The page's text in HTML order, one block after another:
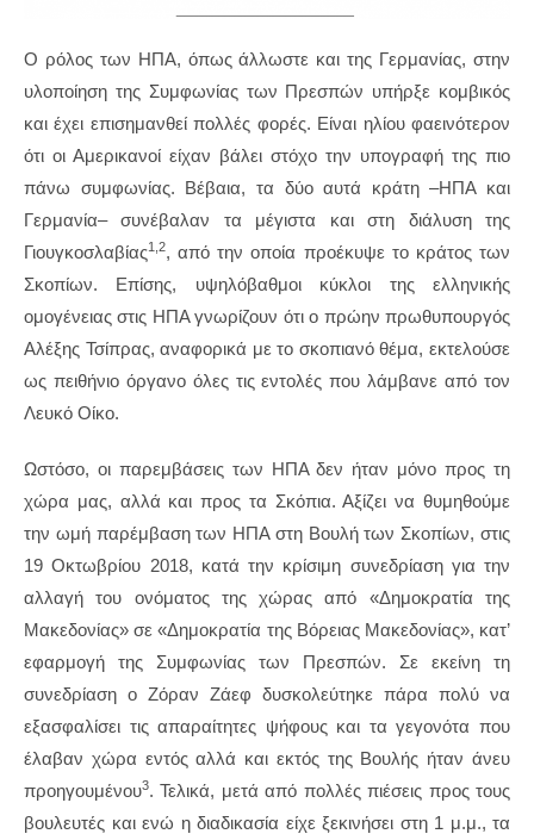
Ο ρόλος των ΗΠΑ, όπως άλλωστε και της Γερμανίας, στην
υλοποίηση της Συμφωνίας των Πρεσπών υπήρξε κομβικός
και έχει επισημανθεί πολλές φορές. Είναι ηλίου φαεινότερον
ότι οι Αμερικανοί είχαν βάλει στόχο την υπογραφή της πιο
πάνω συμφωνίας. Βέβαια, τα δύο αυτά κράτη –ΗΠΑ και
Γερμανία– συνέβαλαν τα μέγιστα και στη διάλυση της
Γιουγκοσλαβίας1,2, από την οποία προέκυψε το κράτος των
Σκοπίων. Επίσης, υψηλόβαθμοι κύκλοι της ελληνικής
ομογένειας στις ΗΠΑ γνωρίζουν ότι ο πρώην πρωθυπουργός
Αλέξης Τσίπρας, αναφορικά με το σκοπιανό θέμα, εκτελούσε
ως πειθήνιο όργανο όλες τις εντολές που λάμβανε από τον
Λευκό Οίκο.
Ωστόσο, οι παρεμβάσεις των ΗΠΑ δεν ήταν μόνο προς τη
χώρα μας, αλλά και προς τα Σκόπια. Αξίζει να θυμηθούμε
την ωμή παρέμβαση των ΗΠΑ στη Βουλή των Σκοπίων, στις
19 Οκτωβρίου 2018, κατά την κρίσιμη συνεδρίαση για την
αλλαγή του ονόματος της χώρας από «Δημοκρατία της
Μακεδονίας» σε «Δημοκρατία της Βόρειας Μακεδονίας», κατ’
εφαρμογή της Συμφωνίας των Πρεσπών. Σε εκείνη τη
συνεδρίαση ο Ζόραν Ζάεφ δυσκολεύτηκε πάρα πολύ να
εξασφαλίσει τις απαραίτητες ψήφους και τα γεγονότα που
έλαβαν χώρα εντός αλλά και εκτός της Βουλής ήταν άνευ
προηγουμένου3. Τελικά, μετά από πολλές πιέσεις προς τους
βουλευτές και ενώ η διαδικασία είχε ξεκινήσει στη 1 μ.μ., τα